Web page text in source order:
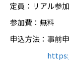
定員：リアル参
参加費：無料
申込方法：事前